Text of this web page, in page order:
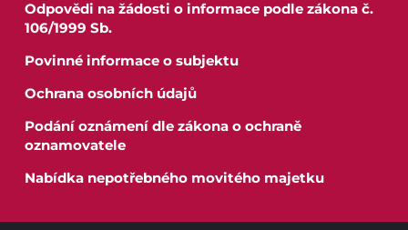
Odpovědi na žádosti o informace podle zákona č.
106/1999 Sb.
Povinné informace o subjektu
Ochrana osobních údajů
Podání oznámení dle zákona o ochraně
oznamovatele
Nabídka nepotřebného movitého majetku